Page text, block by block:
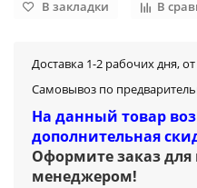
В закладки В
Доставка 1-2 рабочих дня,
Самовывоз по
На данный товар
дополнительная
Оформите заказ для
менеджером!